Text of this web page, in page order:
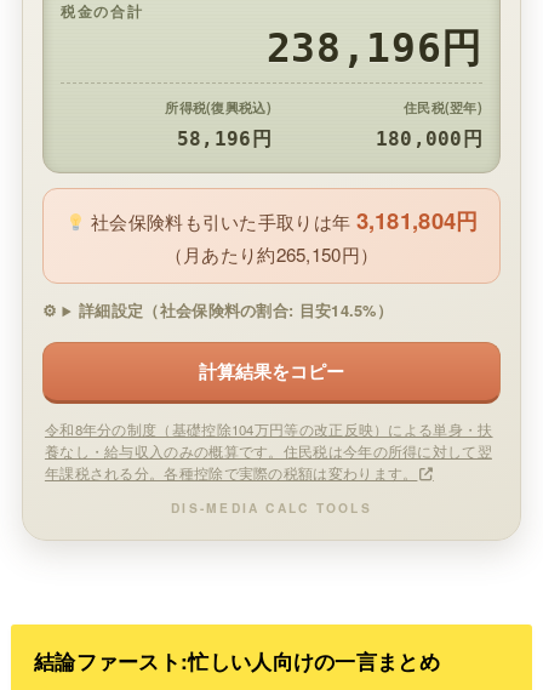
税金の合計
238,196円
所得税(復興税込)
58,196円
住民税(翌年)
180,000円
社会保険料も引いた手取りは年 3,181,804円
（月あたり約265,150円）
詳細設定（社会保険料の割合: 目安14.5%）
計算結果をコピー
令和8年分の制度（基礎控除104万円等の改正反映）による単身・扶
養なし・給与収入のみの概算です。住民税は今年の所得に対して翌
年課税される分。各種控除で実際の税額は変わります。
DIS-MEDIA CALC TOOLS
結論ファースト:忙しい人向けの一言まとめ